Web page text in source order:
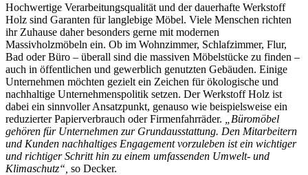
Hochwertige Verarbeitungsqualität und der dauerhafte Werkstoff
Holz sind Garanten für langlebige Möbel. Viele Menschen richten
ihr Zuhause daher besonders gerne mit modernen
Massivholzmöbeln ein. Ob im Wohnzimmer, Schlafzimmer, Flur,
Bad oder Büro – überall sind die massiven Möbelstücke zu finden –
auch in öffentlichen und gewerblich genutzten Gebäuden. Einige
Unternehmen möchten gezielt ein Zeichen für ökologische und
nachhaltige Unternehmenspolitik setzen. Der Werkstoff Holz ist
dabei ein sinnvoller Ansatzpunkt, genauso wie beispielsweise ein
reduzierter Papierverbrauch oder Firmenfahrräder.
„Büromöbel
gehören für Unternehmen zur Grundausstattung. Den Mitarbeitern
und Kunden nachhaltiges Engagement vorzuleben ist ein wichtiger
und richtiger Schritt hin zu einem umfassenden Umwelt- und
Klimaschutz“, so Decker.